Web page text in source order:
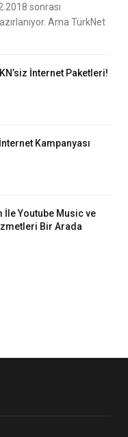
sonrası
Ama TürkNet
İnternet Paketleri!
Kampanyası
İle Youtube Music ve
Bir Arada